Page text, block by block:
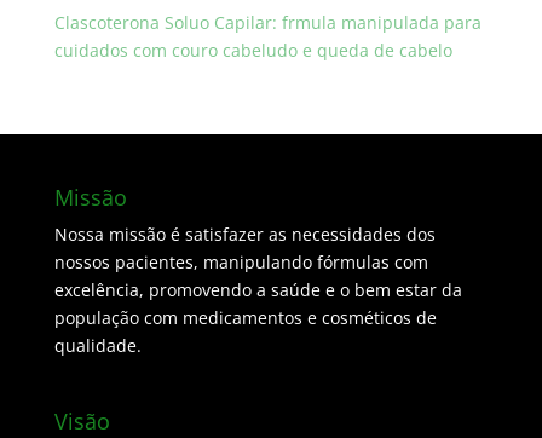
Clascoterona Soluo Capilar: frmula manipulada para
cuidados com couro cabeludo e queda de cabelo
Missão
Nossa missão é satisfazer as necessidades dos
nossos pacientes, manipulando fórmulas com
excelência, promovendo a saúde e o bem estar da
população com medicamentos e cosméticos de
qualidade.
Visão